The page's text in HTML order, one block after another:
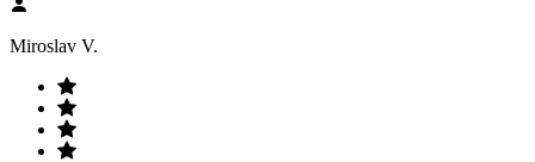
Miroslav V.